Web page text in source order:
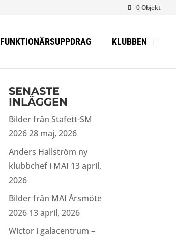
0 Objekt
FUNKTIONÄRSUPPDRAG KLUBBEN
SENASTE
INLÄGGEN
Bilder från Stafett-SM
202628 maj, 2026
Anders Hallström ny
klubbchef i MAI 13 april,
2026
Bilder från MAI Årsmöte
2026 13 april, 2026
Wictor i galacentrum –